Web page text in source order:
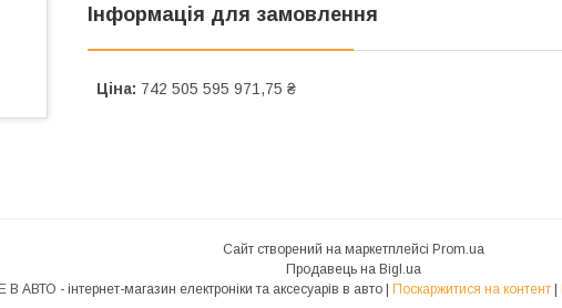
Інформація для замовлення
Ціна: 742 505 595 971,75 ₴
Сайт створений на маркетплейсі Prom.ua
Продавець на Bigl.ua
Поскаржитися на контент